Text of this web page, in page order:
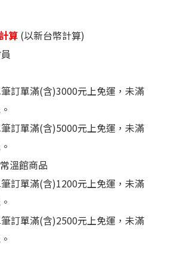
算 (以新台幣計算)
單滿(含)3000元上免運，未滿
訂單滿(含)5000元上免運，未滿
常溫館商品
訂單滿(含)1200元上免運，未滿
訂單滿(含)2500元上免運，未滿